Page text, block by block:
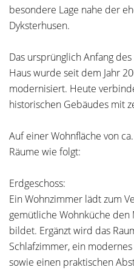
besondere Lage nahe der
Dyksterhusen.
Das ursprünglich Anfang
Haus wurde seit dem Jahr
modernisiert. Heute
historischen Gebäudes mit
Auf einer Wohnfläche von
Räume wie folgt:
Erdgeschoss:
Ein Wohnzimmer lädt zum
gemütliche Wohnküche
bildet. Ergänzt wird das
Schlafzimmer, ein
sowie einen praktischen